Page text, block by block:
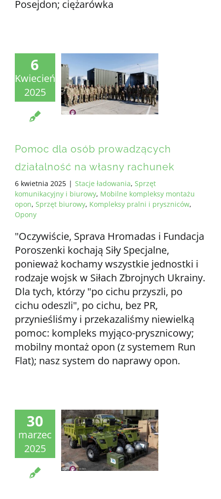
Posejdon; ciężarówka
6
Kwiecień
2025
Pomoc dla osób prowadzących
działalność na własny rachunek
6 kwietnia 2025 | Stacje ładowania, Sprzęt
komunikacyjny i biurowy, Mobilne kompleksy montażu
opon, Sprzęt biurowy, Kompleksy pralni i pryszniców,
Opony
"Oczywiście, Sprava Hromadas i Fundacja
Poroszenki kochają Siły Specjalne,
ponieważ kochamy wszystkie jednostki i
rodzaje wojsk w Siłach Zbrojnych Ukrainy.
Dla tych, którzy "po cichu przyszli, po
cichu odeszli", po cichu, bez PR,
przynieśliśmy i przekazaliśmy niewielką
pomoc: kompleks myjąco-prysznicowy;
mobilny montaż opon (z systemem Run
Flat); nasz system do naprawy opon.
30
marzec
2025